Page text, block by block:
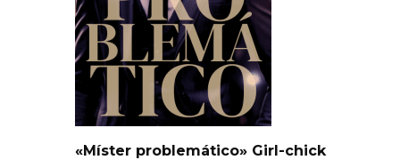
«Míster problemático» Girl-chick